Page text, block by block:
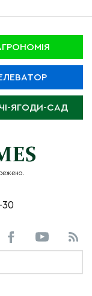
ЯГОДИ-САД